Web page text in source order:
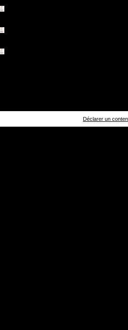
Déclarer un